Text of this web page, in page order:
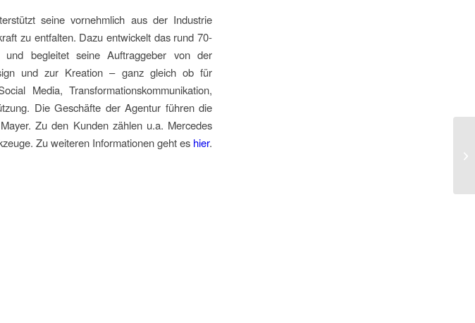
seine vornehmlich aus der Industrie
zu entfalten. Dazu entwickelt das rund 70-
und begleitet seine Auftraggeber von der
und zur Kreation – ganz gleich ob für
Media, Transformationskommunikation,
Die Geschäfte der Agentur führen die
Zu den Kunden zählen u.a. Mercedes
Zu weiteren Informationen geht es hier.